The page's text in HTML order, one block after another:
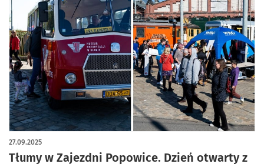
Tłumy w Zajezdni Popowice. Dzień otwarty z
27.09.2025
artykuł z galerią zdjęć